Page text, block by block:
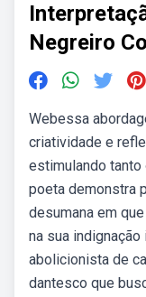
Negreiro
Webessa
criatividade e
estimulando tanto
poeta demonstra
desumana em
na sua
abolicionista de
dantesco que